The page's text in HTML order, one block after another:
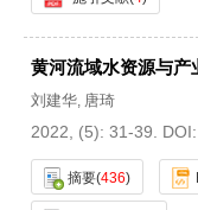
黄河流域水资源与产
刘建华, 唐琦
2022, (5): 31-39. DOI:
摘要(436)